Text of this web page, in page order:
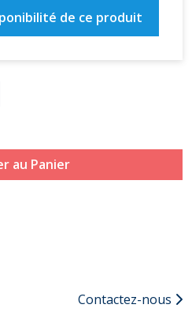
de ce produit
au Panier
Contactez-nous